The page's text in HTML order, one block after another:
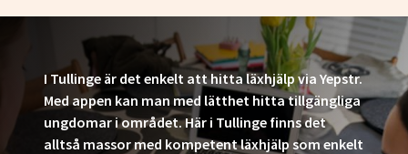
I Tullinge är det enkelt att hitta läxhjälp via Yepstr.
Med appen kan man med lätthet hitta tillgängliga
ungdomar i området. Här i Tullinge finns det
alltså massor med kompetent läxhjälp som enkelt